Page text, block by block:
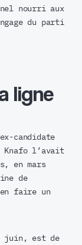
nourri aux
du parti
ligne
candidate
Knafo l’avait
en mars
de
en faire un
est de